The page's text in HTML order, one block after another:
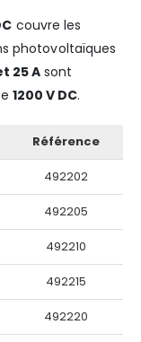
couvre les
photovoltaïques
25 A sont
1200 V DC.
Référence
492202
492205
492210
492215
492220